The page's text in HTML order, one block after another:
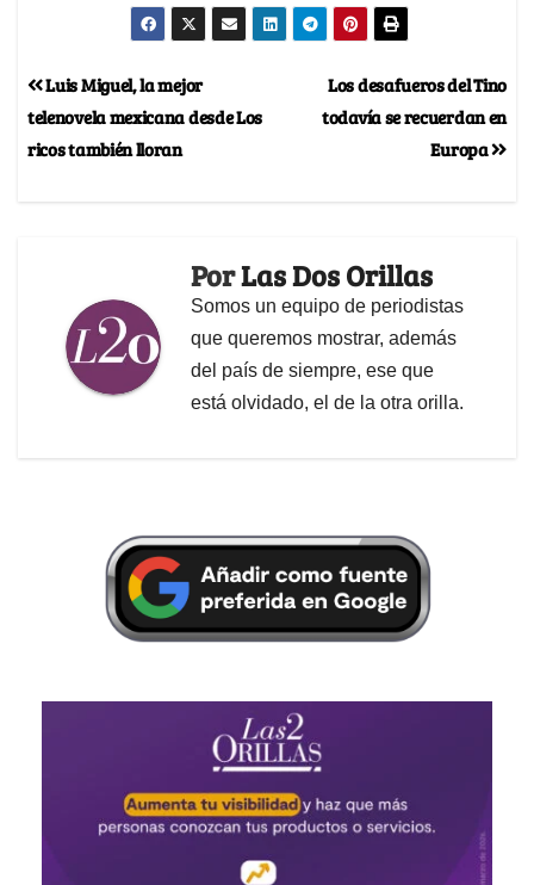
Los desafueros del Tino
todavía se recuerdan en
Europa
Luis Miguel, la mejor
telenovela mexicana desde Los
ricos también lloran
PorLas Dos Orillas
Somos un equipo de periodistas
que queremos mostrar, además
del país de siempre, ese que
está olvidado, el de la otra orilla.